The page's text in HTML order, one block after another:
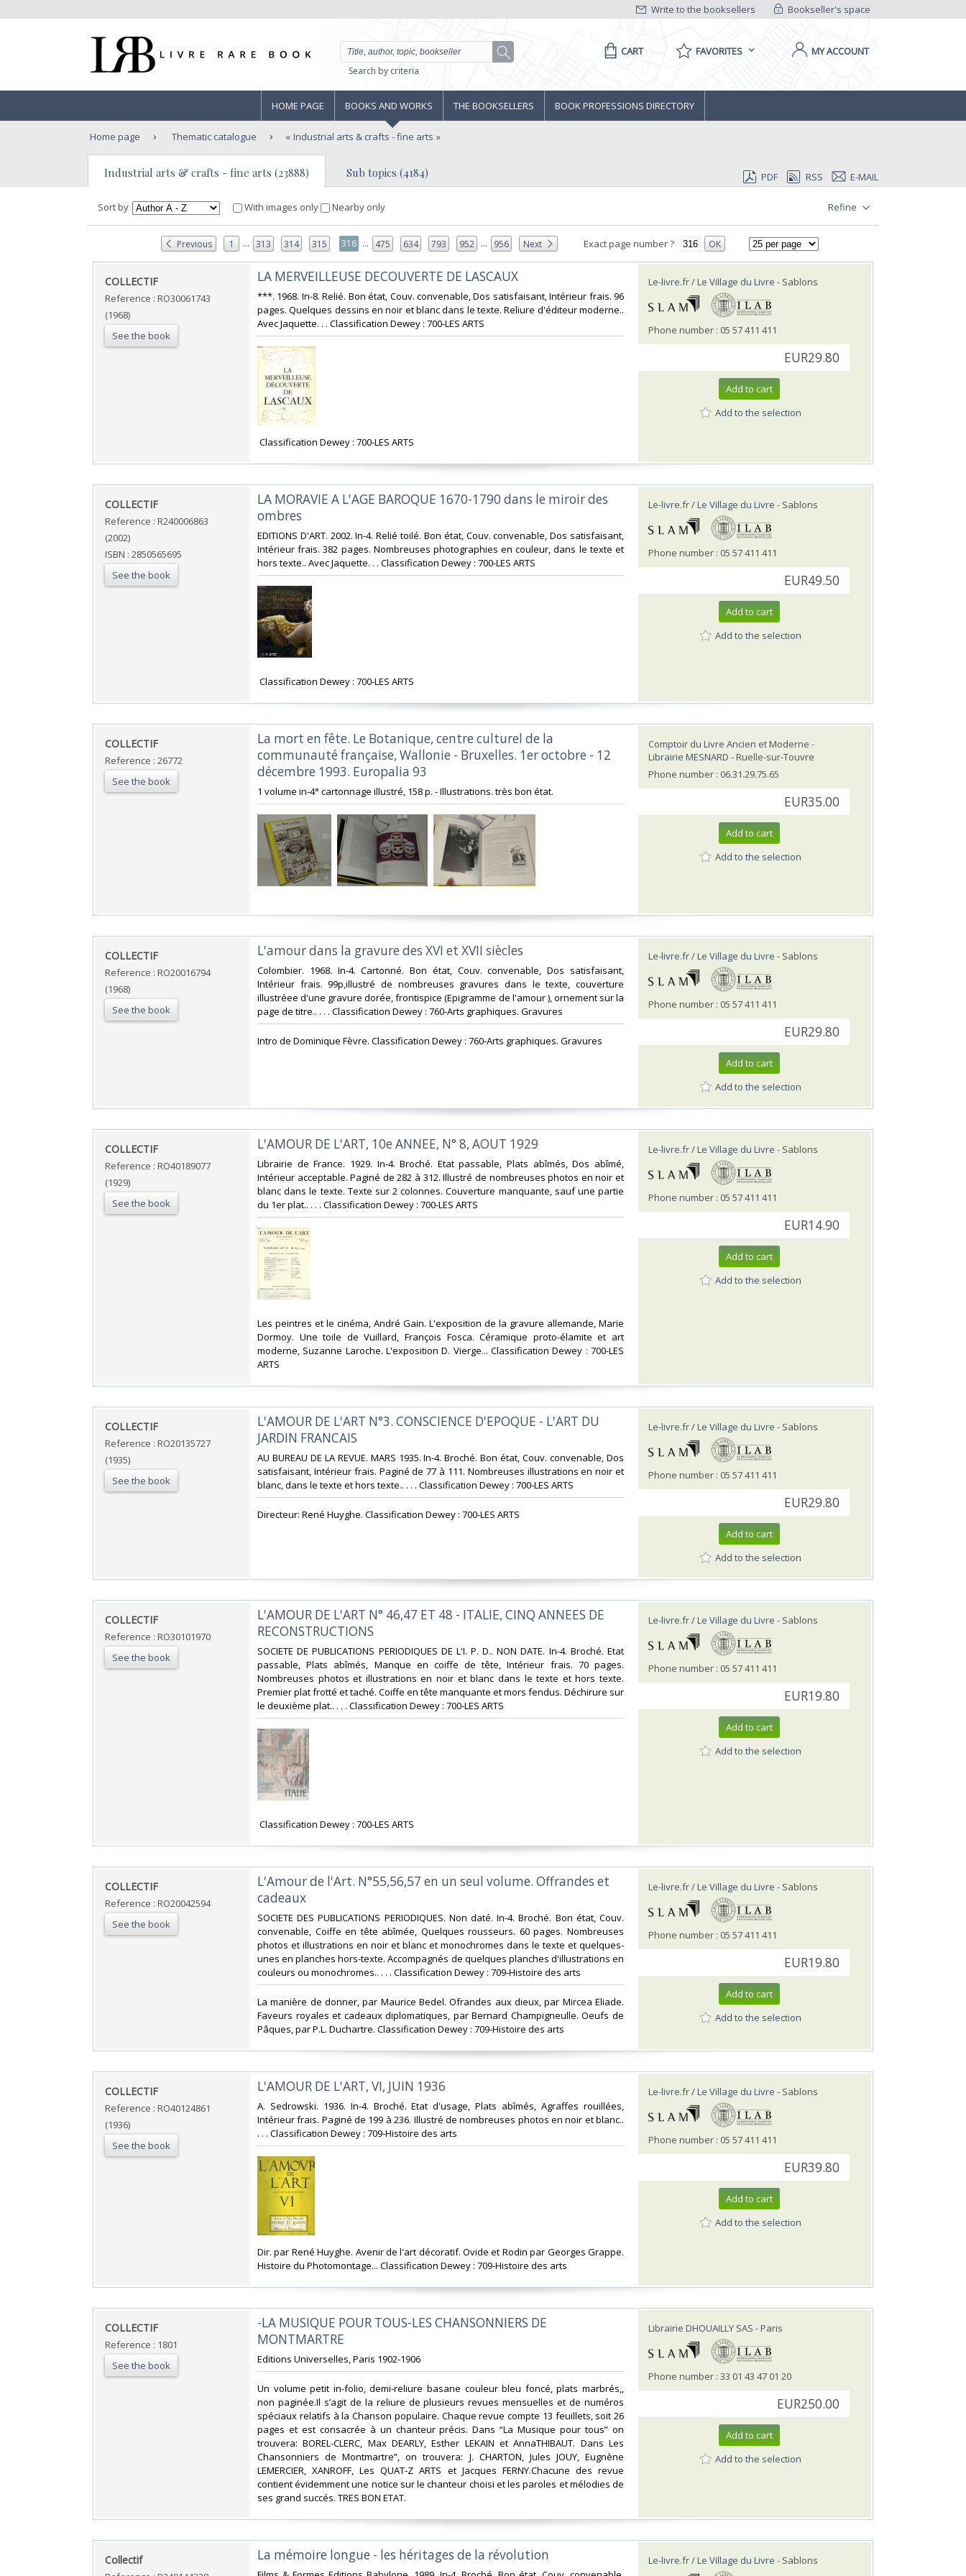
Bookseller's space
Write to the booksellers
Search by criteria
CART FAVORITES MY ACCOUNT
HOME PAGE BOOKS AND WORKS THE BOOKSELLERS BOOK PROFESSIONS DIRECTORY
Home page Thematic catalogue Industrial arts & crafts - fine arts
Industrial arts & crafts - fine arts (23888) Sub topics (4184) PDF RSS E-MAIL
Sort by With images only Nearby only Refine
Previous 1 ... 313 314 315 316 ... 475 634 793 952 ... 956 Next Exact page number ? OK
‎COLLECTIF‎
Reference : RO30061743
(1968)
See the book
‎LA MERVEILLEUSE DECOUVERTE DE LASCAUX‎
‎***. 1968. In-8. Relié. Bon état, Couv. convenable, Dos satisfaisant, Intérieur frais. 96
pages. Quelques dessins en noir et blanc dans le texte. Reliure d'éditeur moderne..
Avec Jaquette. . . Classification Dewey : 700-LES ARTS‎
‎ Classification Dewey : 700-LES ARTS‎
Le-livre.fr / Le Village du Livre - Sablons
Phone number : 05 57 411 411
EUR29.80
Add to cart
Add to the selection
‎COLLECTIF‎
Reference : R240006863
(2002)
ISBN : 2850565695
See the book
‎LA MORAVIE A L'AGE BAROQUE 1670-1790 dans le miroir des
ombres‎
‎EDITIONS D'ART. 2002. In-4. Relié toilé. Bon état, Couv. convenable, Dos satisfaisant,
Intérieur frais. 382 pages. Nombreuses photographies en couleur, dans le texte et
hors texte.. Avec Jaquette. . . Classification Dewey : 700-LES ARTS‎
‎ Classification Dewey : 700-LES ARTS‎
Le-livre.fr / Le Village du Livre - Sablons
Phone number : 05 57 411 411
EUR49.50
Add to cart
Add to the selection
‎COLLECTIF‎
Reference : 26772
See the book
‎La mort en fête. Le Botanique, centre culturel de la
communauté française, Wallonie - Bruxelles. 1er octobre - 12
décembre 1993. Europalia 93‎
‎1 volume in-4° cartonnage illustré, 158 p. - Illustrations. très bon état. ‎
Comptoir du Livre Ancien et Moderne -
Librairie MESNARD - Ruelle-sur-Touvre
Phone number : 06.31.29.75.65
EUR35.00
Add to cart
Add to the selection
‎COLLECTIF‎
Reference : RO20016794
(1968)
See the book
‎L'amour dans la gravure des XVI et XVII siècles‎
‎Colombier. 1968. In-4. Cartonné. Bon état, Couv. convenable, Dos satisfaisant,
Intérieur frais. 99p,illustré de nombreuses gravures dans le texte, couverture
illustréee d'une gravure dorée, frontispice (Epigramme de l'amour ), ornement sur la
page de titre.. . . . Classification Dewey : 760-Arts graphiques. Gravures‎
‎Intro de Dominique Fèvre. Classification Dewey : 760-Arts graphiques. Gravures‎
Le-livre.fr / Le Village du Livre - Sablons
Phone number : 05 57 411 411
EUR29.80
Add to cart
Add to the selection
‎COLLECTIF‎
Reference : RO40189077
(1929)
See the book
‎L'AMOUR DE L'ART, 10e ANNEE, N° 8, AOUT 1929‎
‎Librairie de France. 1929. In-4. Broché. Etat passable, Plats abîmés, Dos abîmé,
Intérieur acceptable. Paginé de 282 à 312. Illustré de nombreuses photos en noir et
blanc dans le texte. Texte sur 2 colonnes. Couverture manquante, sauf une partie
du 1er plat.. . . . Classification Dewey : 700-LES ARTS‎
‎Les peintres et le cinéma, André Gain. L'exposition de la gravure allemande, Marie
Dormoy. Une toile de Vuillard, François Fosca. Céramique proto-élamite et art
moderne, Suzanne Laroche. L'exposition D. Vierge... Classification Dewey : 700-LES
ARTS‎
Le-livre.fr / Le Village du Livre - Sablons
Phone number : 05 57 411 411
EUR14.90
Add to cart
Add to the selection
‎COLLECTIF‎
Reference : RO20135727
(1935)
See the book
‎L'AMOUR DE L'ART N°3. CONSCIENCE D'EPOQUE - L'ART DU
JARDIN FRANCAIS‎
‎AU BUREAU DE LA REVUE. MARS 1935. In-4. Broché. Bon état, Couv. convenable, Dos
satisfaisant, Intérieur frais. Paginé de 77 à 111. Nombreuses illustrations en noir et
blanc, dans le texte et hors texte.. . . . Classification Dewey : 700-LES ARTS‎
‎Directeur: René Huyghe. Classification Dewey : 700-LES ARTS‎
Le-livre.fr / Le Village du Livre - Sablons
Phone number : 05 57 411 411
EUR29.80
Add to cart
Add to the selection
‎COLLECTIF‎
Reference : RO30101970
See the book
‎L'AMOUR DE L'ART N° 46,47 ET 48 - ITALIE, CINQ ANNEES DE
RECONSTRUCTIONS‎
‎SOCIETE DE PUBLICATIONS PERIODIQUES DE L'I. P. D.. NON DATE. In-4. Broché. Etat
passable, Plats abîmés, Manque en coiffe de tête, Intérieur frais. 70 pages.
Nombreuses photos et illustrations en noir et blanc dans le texte et hors texte.
Premier plat frotté et taché. Coiffe en tête manquante et mors fendus. Déchirure sur
le deuxième plat.. . . . Classification Dewey : 700-LES ARTS‎
‎ Classification Dewey : 700-LES ARTS‎
Le-livre.fr / Le Village du Livre - Sablons
Phone number : 05 57 411 411
EUR19.80
Add to cart
Add to the selection
‎COLLECTIF‎
Reference : RO20042594
See the book
‎L'Amour de l'Art. N°55,56,57 en un seul volume. Offrandes et
cadeaux‎
‎SOCIETE DES PUBLICATIONS PERIODIQUES. Non daté. In-4. Broché. Bon état, Couv.
convenable, Coiffe en tête abîmée, Quelques rousseurs. 60 pages. Nombreuses
photos et illustrations en noir et blanc et monochromes dans le texte et quelques-
unes en planches hors-texte. Accompagnés de quelques planches d'illustrations en
couleurs ou monochromes.. . . . Classification Dewey : 709-Histoire des arts‎
‎La manière de donner, par Maurice Bedel. Ofrandes aux dieux, par Mircea Eliade.
Faveurs royales et cadeaux diplomatiques, par Bernard Champigneulle. Oeufs de
Pâques, par P.L. Duchartre. Classification Dewey : 709-Histoire des arts‎
Le-livre.fr / Le Village du Livre - Sablons
Phone number : 05 57 411 411
EUR19.80
Add to cart
Add to the selection
‎COLLECTIF‎
Reference : RO40124861
(1936)
See the book
‎L'AMOUR DE L'ART, VI, JUIN 1936‎
‎A. Sedrowski. 1936. In-4. Broché. Etat d'usage, Plats abîmés, Agraffes rouillées,
Intérieur frais. Paginé de 199 à 236. Illustré de nombreuses photos en noir et blanc..
. . . Classification Dewey : 709-Histoire des arts‎
‎Dir. par René Huyghe. Avenir de l'art décoratif. Ovide et Rodin par Georges Grappe.
Histoire du Photomontage... Classification Dewey : 709-Histoire des arts‎
Le-livre.fr / Le Village du Livre - Sablons
Phone number : 05 57 411 411
EUR39.80
Add to cart
Add to the selection
‎COLLECTIF‎
Reference : 1801
See the book
‎-LA MUSIQUE POUR TOUS-LES CHANSONNIERS DE
MONTMARTRE‎
‎Editions Universelles, Paris 1902-1906‎
‎Un volume petit in-folio, demi-reliure basane couleur bleu foncé, plats marbrés,,
non paginée.Il s’agit de la reliure de plusieurs revues mensuelles et de numéros
spéciaux relatifs à la Chanson populaire. Chaque revue compte 13 feuillets, soit 26
pages et est consacrée à un chanteur précis. Dans “La Musique pour tous” on
trouvera: BOREL-CLERC, Max DEARLY, Esther LEKAIN et AnnaTHIBAUT. Dans Les
Chansonniers de Montmartre”, on trouvera: J. CHARTON, Jules JOUY, Eugnène
LEMERCIER, XANROFF, Les QUAT-Z ARTS et Jacques FERNY.Chacune des revue
contient évidemment une notice sur le chanteur choisi et les paroles et mélodies de
ses grand succés. TRES BON ETAT.‎
Librairie DHOUAILLY SAS - Paris
Phone number : 33 01 43 47 01 20
EUR250.00
Add to cart
Add to the selection
‎Collectif‎ ‎La mémoire longue - les héritages de la révolution‎ Le-livre.fr / Le Village du Livre - Sablons